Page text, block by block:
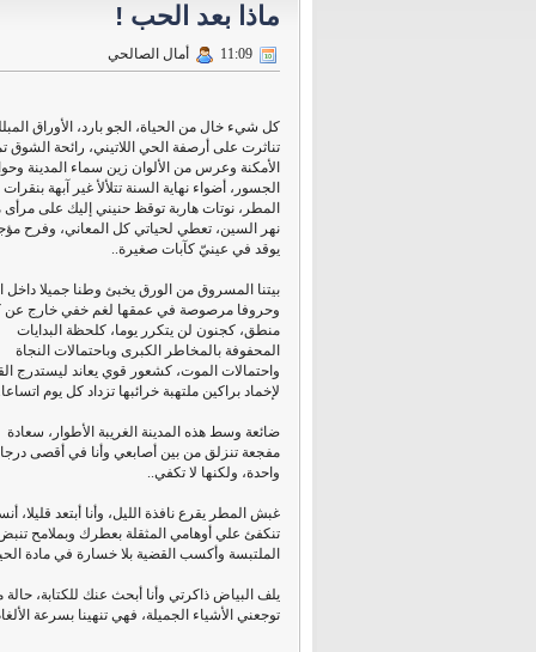
ماذا بعد الحب !
أمال الصالحي
كل شيء خال من الحياة، الجو بارد، الأوراق
تناثرت على أرصفة الحي اللاتيني، رائحة الشوق
الأمكنة وعرس من الألوان زين سماء المدينة
الجسور، أضواء نهاية السنة تتلألأ غير آبهة بنقرات
المطر، نوتات هاربة توقظ حنيني إليك على
نهر السين، تعطي لحياتي كل المعاني، وفرح
يوقد في عينيّ كآبات صغيرة..
بيتنا المسروق من الورق يخبئ وطنا جميلا داخل
وحروفا مرصوصة في عمقها لغم خفي خارج عن
منطق، كجنون لن يتكرر يوما، كلحظة البدايات
المحفوفة بالمخاطر الكبرى وباحتمالات النجاة
واحتمالات الموت، كشعور قوي يعاند ليستدرج
لإخماد براكين ملتهبة خرائبها تزداد كل يوم
ضائعة وسط هذه المدينة الغريبة الأطوار، سعادة
مفجعة تنزلق من بين أصابعي وأنا في أقصى
واحدة، ولكنها لا تكفي..
غبش المطر يقرع نافذة الليل، وأنا أبتعد
تنكفئ علي أوهامي المثقلة بعطرك وبملامح
الملتبسة وأكسب القضية بلا خسارة في مادة
يلف البياض ذاكرتي وأنا أبحث عنك للكتابة،
توجعني الأشياء الجميلة، فهي تنهينا بسرعة